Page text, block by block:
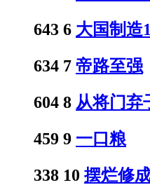
643 6 大国制造
634 7 帝路至强
604 8 从将门弃
459 9 一口粮
338 10 摆烂修